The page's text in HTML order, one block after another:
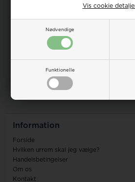
Nødvendige
Funktionelle
Vis cookie
for en korrekt pasform. Brug en nøjagtig
at remmen passer godt til dit ur.
En velvalgt længde sikrer optimal
Racerhullerne giver ekstra
Information
Forside
Hvilken urrem skal jeg vælge?
Handelsbetingelser
Om os
Kontakt